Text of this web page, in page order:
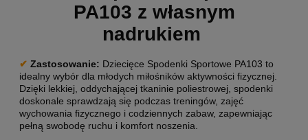
PA103 z własnym
nadrukiem
✔ Zastosowanie: Dziecięce Spodenki Sportowe PA103 to
idealny wybór dla młodych miłośników aktywności fizycznej.
Dzięki lekkiej, oddychającej tkaninie poliestrowej, spodenki
doskonale sprawdzają się podczas treningów, zajęć
wychowania fizycznego i codziennych zabaw, zapewniając
pełną swobodę ruchu i komfort noszenia.